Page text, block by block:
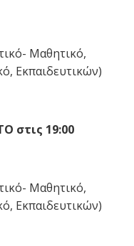
Μαθητικό,
Εκπαιδευτικών)
στις 19:00
Μαθητικό,
Εκπαιδευτικών)